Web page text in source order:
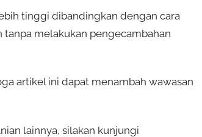
tinggi dibandingkan dengan cara
melakukan pengecambahan
artikel ini dapat menambah wawasan
lainnya, silakan kunjungi